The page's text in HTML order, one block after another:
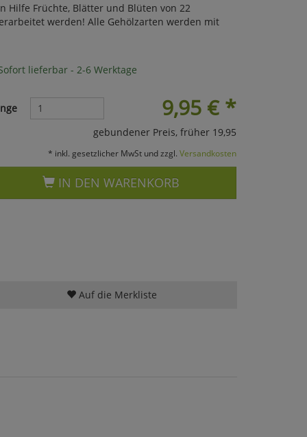
Hilfe Früchte, Blätter und Blüten von 22
werden! Alle Gehölzarten werden mit
lieferbar - 2-6 Werktage
9,95 €*
gebundener Preis, früher 19,95
* inkl. gesetzlicher MwSt und zzgl. Versandkosten
IN DEN WARENKORB
Auf die Merkliste